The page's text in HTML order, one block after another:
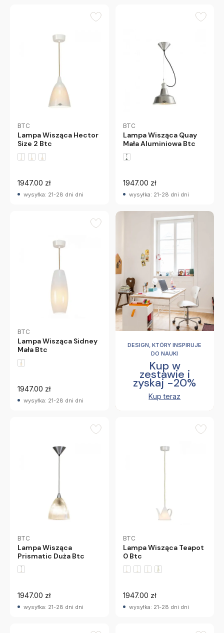
BTC
Lampa Wisząca Hector
Size 2 Btc
1947.00 zł
wysyłka: 21-28 dni dni
BTC
Lampa Wisząca Quay
Mała Aluminiowa Btc
1947.00 zł
wysyłka: 21-28 dni dni
BTC
Lampa Wisząca Sidney
Mała Btc
1947.00 zł
wysyłka: 21-28 dni dni
DESIGN, KTÓRY INSPIRUJE
DO NAUKI
Kup w
zestawie i
zyskaj -20%
Kup teraz
BTC
Lampa Wisząca
Prismatic Duża Btc
1947.00 zł
wysyłka: 21-28 dni dni
BTC
Lampa Wisząca Teapot
0 Btc
1947.00 zł
wysyłka: 21-28 dni dni